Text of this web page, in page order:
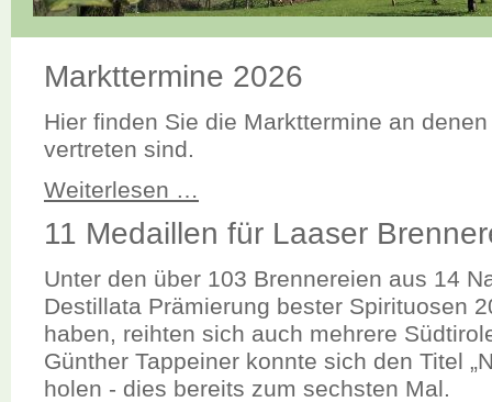
Markttermine 2026
Hier finden Sie die Markttermine an
vertreten sind.
Weiterlesen …
11 Medaillen für Laaser
Unter den über 103 Brennereien aus 14
Destillata Prämierung bester Spirituosen
haben, reihten sich auch mehrere
Günther Tappeiner konnte sich den Titel
holen - dies bereits zum sechsten Mal.